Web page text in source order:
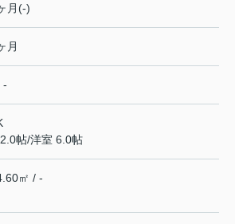
月(-)
月
-
帖/洋室 6.0帖
㎡ / -